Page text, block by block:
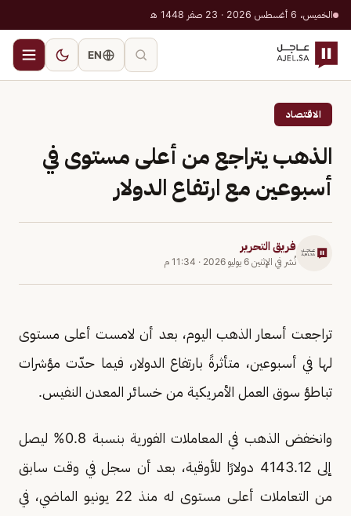
الخميس، 6 أغسطس 2026 · 23 صفر 1448 هـ
EN
الاقتصاد
الذهب يتراجع من أعلى مستوى في
أسبوعين مع ارتفاع الدولار
فريق التحرير
نُشر في الإثنين 6 يوليو 2026 · 11:34 م
تراجعت أسعار الذهب اليوم، بعد أن لامست أعلى مستوى
لها في أسبوعين، متأثرةً بارتفاع الدولار، فيما حدّت مؤشرات
تباطؤ سوق العمل الأمريكية من خسائر المعدن النفيس.
وانخفض الذهب في المعاملات الفورية بنسبة 0.8% ليصل
إلى 4143.12 دولارًا للأوقية، بعد أن سجل في وقت سابق
من التعاملات أعلى مستوى له منذ 22 يونيو الماضي، في